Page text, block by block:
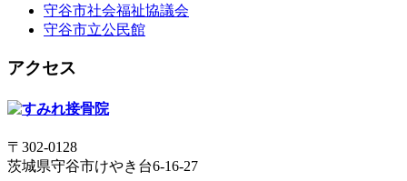
守谷市社会福祉協議会
守谷市立公民館
アクセス
〒302-0128
茨城県守谷市けやき台6-16-27